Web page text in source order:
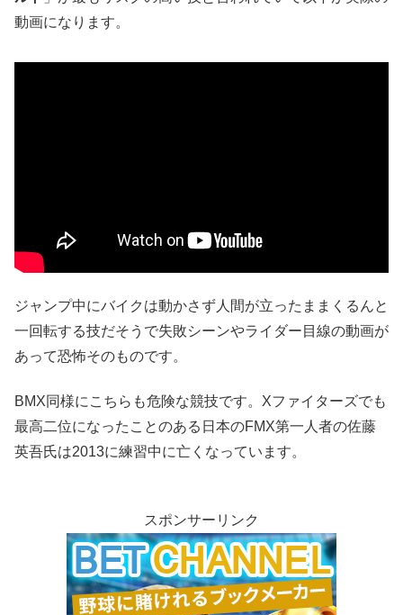
動画になります。
ジャンプ中にバイクは動かさず人間が立ったままくるんと
一回転する技だそうで失敗シーンやライダー目線の動画が
あって恐怖そのものです。
BMX同様にこちらも危険な競技です。Xファイターズでも
最高二位になったことのある日本のFMX第一人者の佐藤
英吾氏は2013に練習中に亡くなっています。
スポンサーリンク